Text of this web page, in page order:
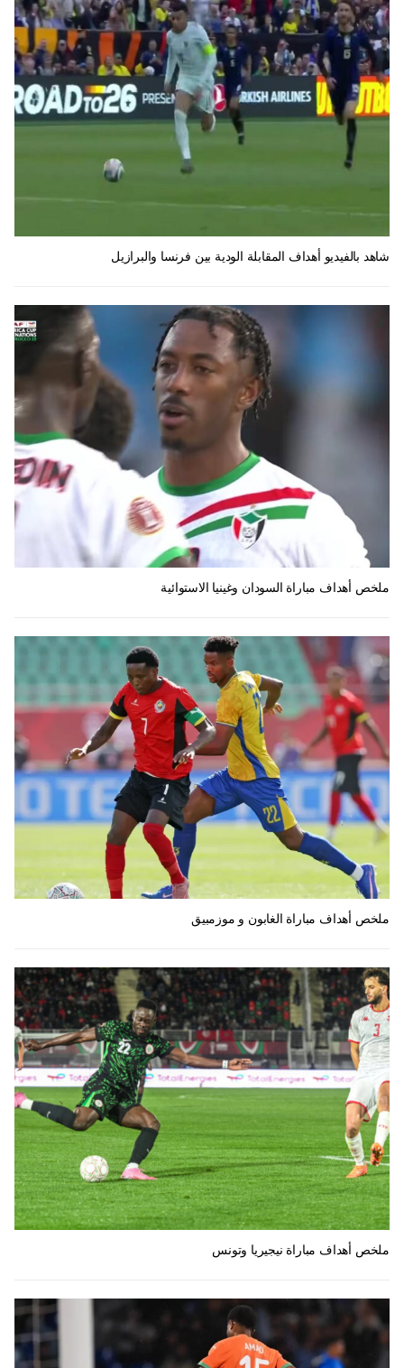
شاهد بالفيديو أهداف المقابلة الودية بين فرنسا والبرازيل
ملخص أهداف مباراة السودان وغينيا الاستوائية
ملخص أهداف مباراة الغابون و موزمبيق
ملخص أهداف مباراة نيجيريا وتونس